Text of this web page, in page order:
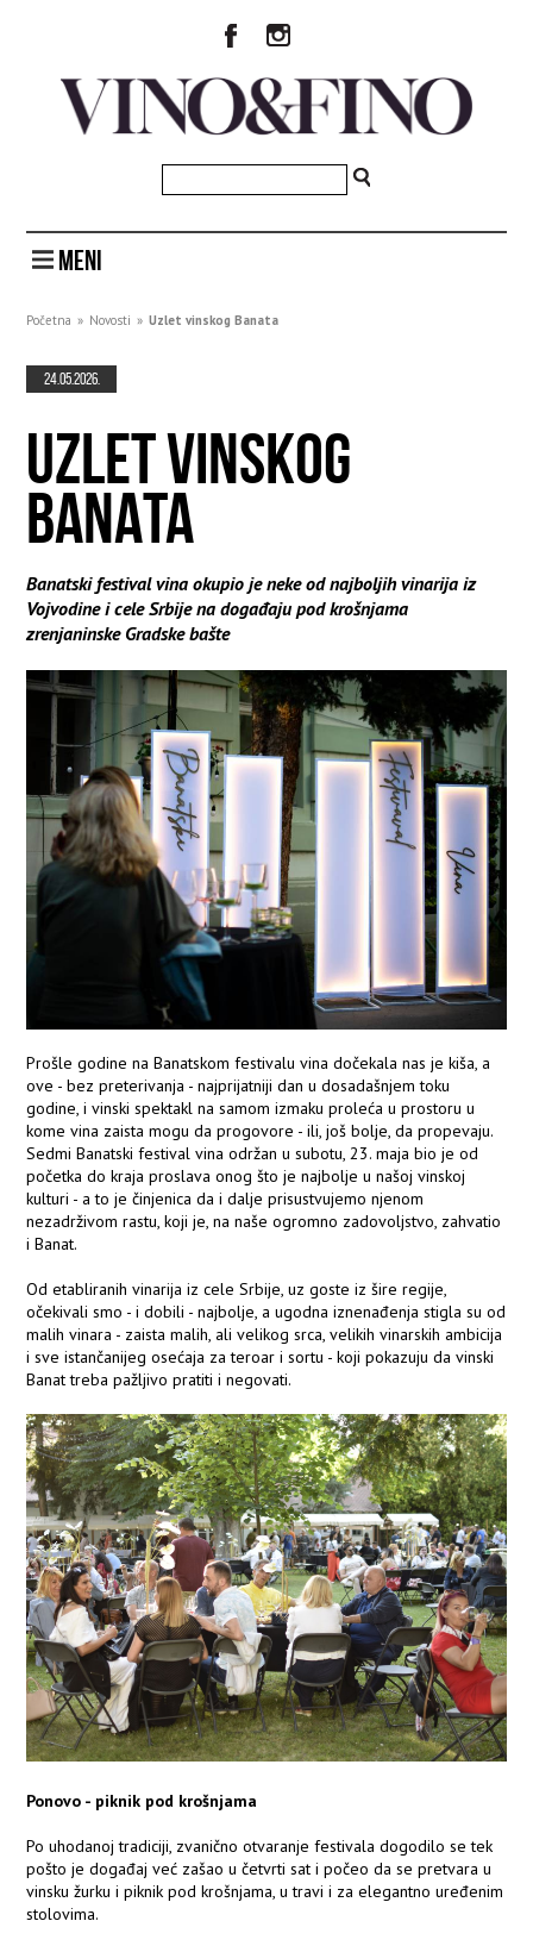
MENI
Početna » Novosti » Uzlet vinskog Banata
24.05.2026.
UZLET VINSKOG
BANATA
Banatski festival vina okupio je neke od najboljih vinarija iz
Vojvodine i cele Srbije na događaju pod krošnjama
zrenjaninske Gradske bašte
Prošle godine na Banatskom festivalu vina dočekala nas je kiša, a
ove - bez preterivanja - najprijatniji dan u dosadašnjem toku
godine, i vinski spektakl na samom izmaku proleća u prostoru u
kome vina zaista mogu da progovore - ili, još bolje, da propevaju.
Sedmi Banatski festival vina održan u subotu, 23. maja bio je od
početka do kraja proslava onog što je najbolje u našoj vinskoj
kulturi - a to je činjenica da i dalje prisustvujemo njenom
nezadrživom rastu, koji je, na naše ogromno zadovoljstvo, zahvatio
i Banat.
Od etabliranih vinarija iz cele Srbije, uz goste iz šire regije,
očekivali smo - i dobili - najbolje, a ugodna iznenađenja stigla su od
malih vinara - zaista malih, ali velikog srca, velikih vinarskih ambicija
i sve istančanijeg osećaja za teroar i sortu - koji pokazuju da vinski
Banat treba pažljivo pratiti i negovati.
Ponovo - piknik pod krošnjama
Po uhodanoj tradiciji, zvanično otvaranje festivala dogodilo se tek
pošto je događaj već zašao u četvrti sat i počeo da se pretvara u
vinsku žurku i piknik pod krošnjama, u travi i za elegantno uređenim
stolovima.